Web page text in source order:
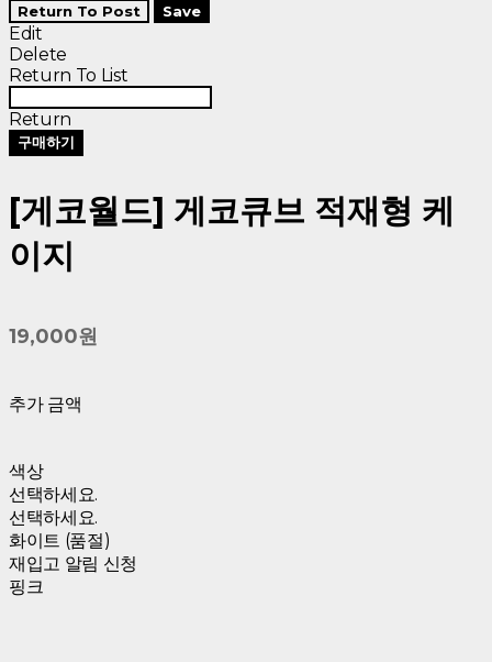
Return To Post Save
Edit
Delete
Return To List
Return
구매하기
[게코월드] 게코큐브 적재형 케
이지
19,000원
추가 금액
색상
선택하세요.
선택하세요.
화이트 (품절)
재입고 알림 신청
핑크